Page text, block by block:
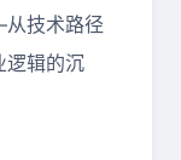
技术路径
逻辑的沉